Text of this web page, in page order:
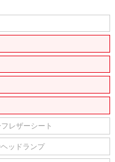
レザーシート
ッドランプ